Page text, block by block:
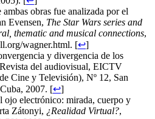
obras fue analizada por el
Evensen, The Star Wars series and
thematic and musical connections,
wagner.html. [↩]
y divergencia de los
del audiovisual, EICTV
Cine y Televisión), Nº 12, San
2007. [↩]
ojo electrónico: mirada, cuerpo y
Zátonyi, ¿Realidad Virtual?,